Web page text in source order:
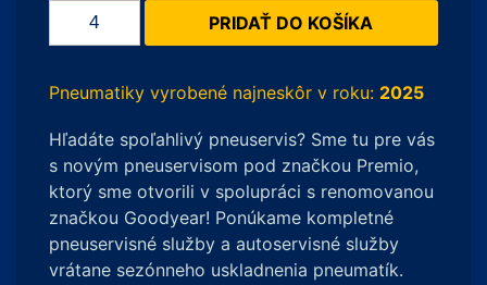
množstvo
Serie
MO
XL
-
255/40
R18
99V
PRIDAŤ DO KOŠÍKA
Pneumatiky vyrobené najneskôr v roku: 2025
Hľadáte spoľahlivý pneuservis? Sme tu pre vás
s novým pneuservisom pod značkou Premio,
ktorý sme otvorili v spolupráci s renomovanou
značkou Goodyear! Ponúkame kompletné
pneuservisné služby a autoservisné služby
vrátane sezónneho uskladnenia pneumatík.